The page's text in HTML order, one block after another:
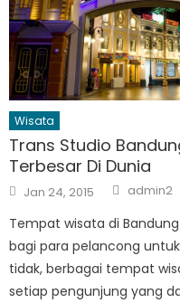
Wisata
Trans Studio
Terbesar Di Dunia
Posted
on
Jan 24, 2015 Author
admin2
Tempat wisata di
bagi para pelancong
tidak, berbagai tempat
setiap pengunjung yang